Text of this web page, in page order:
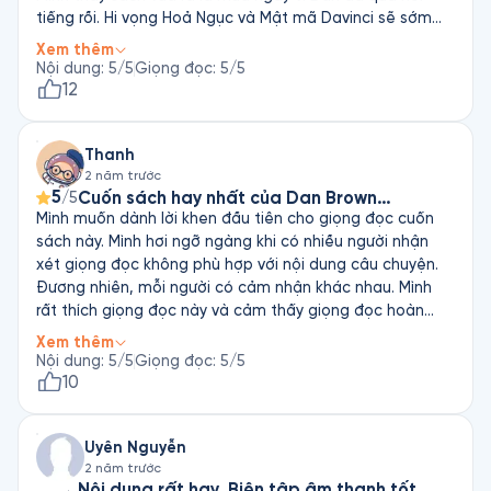
tiếng rồi. Hi vọng Hoả Ngục và Mật mã Davinci sẽ sớm
sớm ra mắt
Xem thêm
Nội dung: 5/5Giọng đọc: 5/5
12
Thanh
2 năm trước
5/5Cuốn sách hay nhất của Dan Brown…
Mình muốn dành lời khen đầu tiên cho giọng đọc cuốn
sách này. Mình hơi ngỡ ngàng khi có nhiều người nhận
xét giọng đọc không phù hợp với nội dung câu chuyện.
Đương nhiên, mỗi người có cảm nhận khác nhau. Mình
rất thích giọng đọc này và cảm thấy giọng đọc hoàn
toàn phù hợp với câu chuyện. Người đọc truyện thể hiện
rõ là người đặt tâm sức vào công việc này. Rất hy vọng
người đọc này sẽ đọc thêm nhiều câu chuyện hấp dẫn
Mình đã từng nghe và đọc sáu quyển sách của Dan
Brown. Cuốn gần nhất là Nguồn Cội, khiến mình hơi thất
Xem thêm
Nội dung: 5/5Giọng đọc: 5/5
10
Uyên Nguyễn
2 năm trước